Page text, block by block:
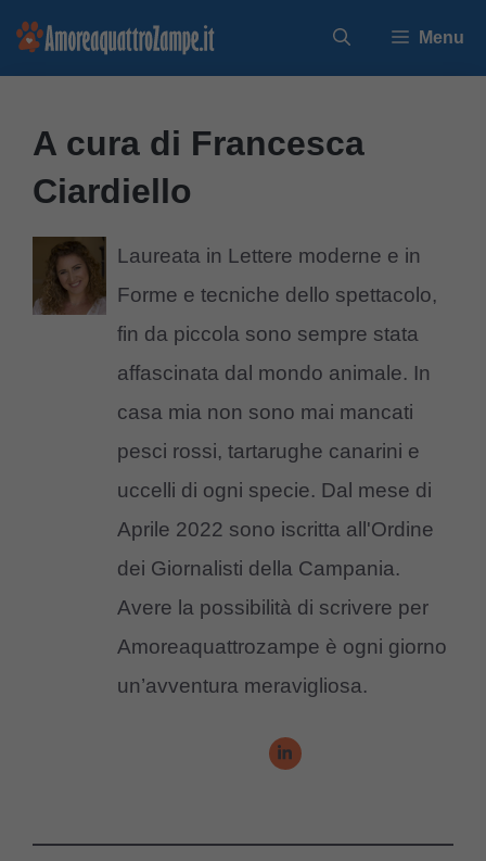
Vai
Menu
A cura di Francesca
Ciardiello
Laureata in Lettere moderne e in
Forme e tecniche dello spettacolo,
fin da piccola sono sempre stata
affascinata dal mondo animale. In
casa mia non sono mai mancati
pesci rossi, tartarughe canarini e
uccelli di ogni specie. Dal mese di
Aprile 2022 sono iscritta all'Ordine
dei Giornalisti della Campania.
Avere la possibilità di scrivere per
Amoreaquattrozampe è ogni giorno
un’avventura meravigliosa.